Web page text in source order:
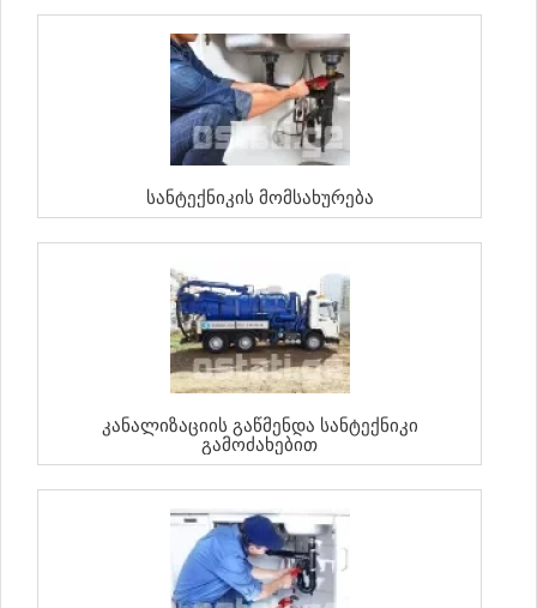
Სანტექნიკის Მომსახურება
Კანალიზაციის Გაწმენდა Სანტექნიკი
Გამოძახებით